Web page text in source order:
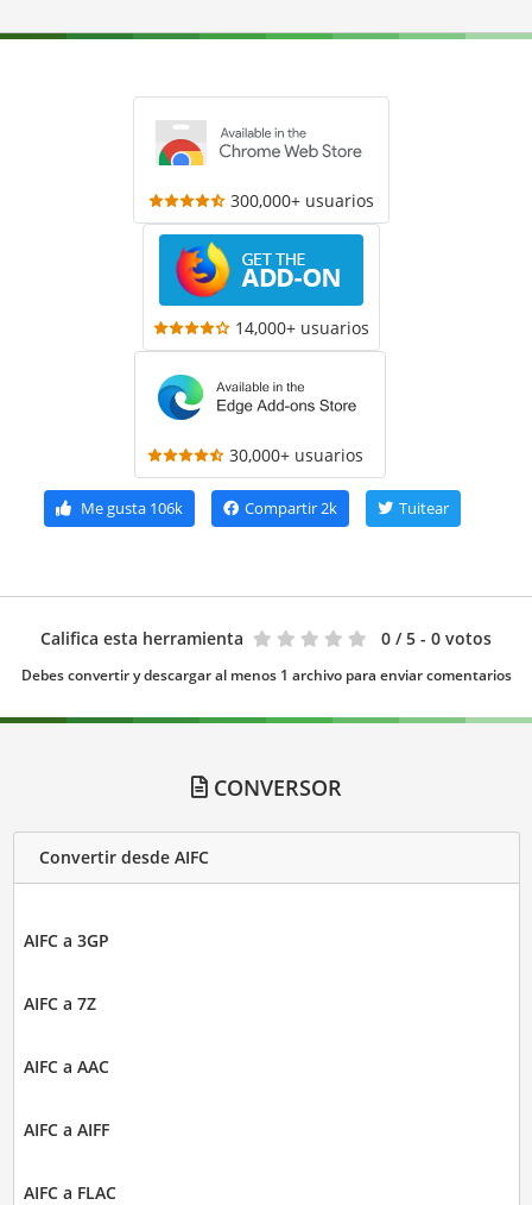
300,000+ usuarios
14,000+ usuarios
30,000+ usuarios
Me gusta106k Compartir2k Tuitear
Califica esta herramienta 0 / 5 - 0 votos
Debes convertir y descargar al menos 1 archivo para enviar comentarios
CONVERSOR
Convertir desde AIFC
AIFC a 3GP
AIFC a 7Z
AIFC a AAC
AIFC a AIFF
AIFC a FLAC